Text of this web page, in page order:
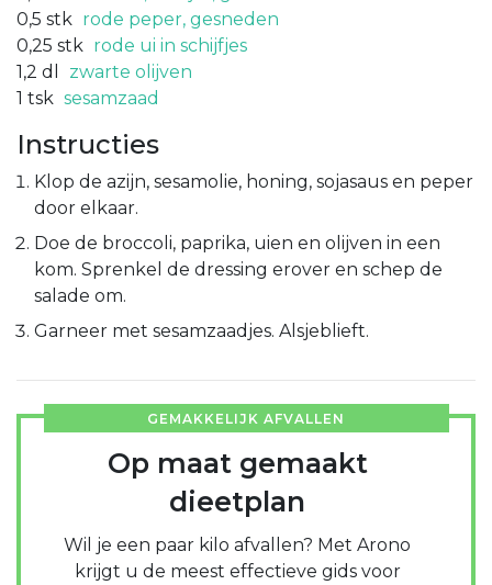
0,5 stk rode peper, gesneden
0,25 stk rode ui in schijfjes
1,2 dl
zwarte olijven
1 tsk sesamzaad
Instructies
Klop de azijn, sesamolie, honing, sojasaus en peper
door elkaar.
Doe de broccoli, paprika, uien en olijven in een
kom. Sprenkel de dressing erover en schep de
salade om.
Garneer met sesamzaadjes. Alsjeblieft.
GEMAKKELIJK AFVALLEN
Op maat gemaakt
dieetplan
Wil je een paar kilo afvallen? Met Arono
krijgt u de meest effectieve gids voor